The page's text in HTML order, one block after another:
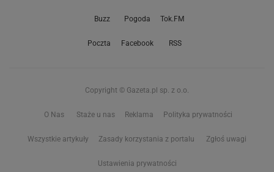
Buzz Pogoda Tok.FM
Poczta Facebook RSS
Copyright © Gazeta.pl sp. z o.o.
O Nas Staże u nas Reklama Polityka prywatności
Wszystkie artykuły Zasady korzystania z portalu Zgłoś uwagi
Ustawienia prywatności